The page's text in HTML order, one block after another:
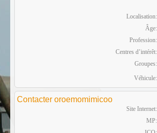
Localisation:
Âge:
Profession:
Centres d’intérêt:
Groupes:
Véhicule:
Contacter oroemomimicoo
Site Internet:
MP: